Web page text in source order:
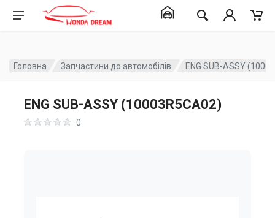
Головна Запчастини до автомобілів ENG SUB-ASSY
ENG SUB-ASSY (10003R5CA02)
0